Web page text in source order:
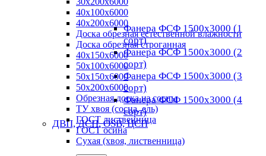
Фанера ФСФ 1500х3000 (1
сорт)
Фанера ФСФ 1500х3000 (2
сорт)
Фанера ФСФ 1500х3000 (3
сорт)
Фанера ФСФ 1500х3000 (4
сорт)
ДВП, ДСП, OSB, ЦСП
40х100х6000
40х200х6000
Доска обрезная естественной влажности
Доска обрезная строганная
40х150х6000
50х100х6000
50х150х6000
50х200х6000
Обрезная доска из сосны
ТУ хвоя (сосна, ель)
ГОСТ лиственница
ГОСТ осина
Сухая (хвоя, лиственница)